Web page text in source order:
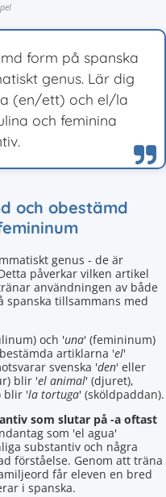
form på spanska
genus. Lär dig
(en/ett) och el/la
och feminina
och obestämd
genus - de är
påverkar vilken artikel
användningen av både
spanska tillsammans med
och 'una' (femininum)
artiklarna 'el'
svenska 'den' eller
blir 'el animal' (djuret),
blir 'la tortuga' (sköldpaddan).
som slutar på -a oftast
som 'el agua'
substantiv och några
förståelse. Genom att träna
får eleven en bred
i spanska.